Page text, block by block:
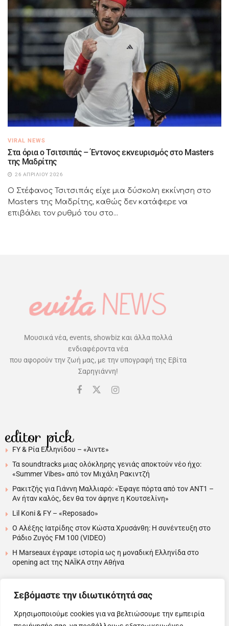
Σεβόμαστε την ιδιωτικότητά σας
Χρησιμοποιούμε cookies για να βελτιώσουμε την εμπειρία
VIRAL NEWS
Στα όρια ο Τσιτσιπάς – Έντονος εκνευρισμός στο Masters
της Μαδρίτης
26 ΑΠΡΙΛΊΟΥ 2026
Ο Στέφανος Τσιτσιπάς είχε μια δύσκολη εκκίνηση στο
Masters της Μαδρίτης, καθώς δεν κατάφερε να
επιβάλει τον ρυθμό του στο...
Μουσικά νέα, events, showbiz και άλλα πολλά
ενδιαφέροντα νέα
που αφορούν την ζωή μας, με την υπογραφή της Εβίτα
Σαρηγιάννη!
editor pick
FY & Ρία Ελληνίδου – «Άιντε»
Τα soundtracks μιας ολόκληρης γενιάς αποκτούν νέο ήχο:
«Summer Vibes» από τον Μιχάλη Ρακιντζή
Ρακιτζής για Γιάννη Μαλλιαρό: «Έφαγε πόρτα από τον ΑΝΤ1 –
Αν ήταν καλός, δεν θα τον άφηνε η Κουτσελίνη»
Lil Koni & FY – «Reposado»
Ο Αλέξης Ιατρίδης στον Κώστα Χρυσάνθη: Η συνέντευξη στο
Ράδιο Ζυγός FM 100 (VIDEO)
H Marseaux έγραψε ιστορία ως η μοναδική Ελληνίδα στο
opening act της NAÏKA στην Αθήνα
….